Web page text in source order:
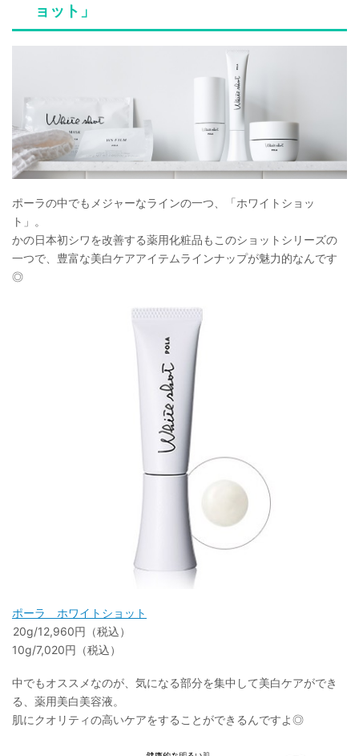
ョット」
ポーラの中でもメジャーなラインの一つ、「ホワイトショッ
ト」。
かの日本初シワを改善する薬用化粧品もこのショットシリーズの
一つで、豊富な美白ケアアイテムラインナップが魅力的なんです
◎
ポーラ ホワイトショット
20g/12,960円（税込）
10g/7,020円（税込）
中でもオススメなのが、気になる部分を集中して美白ケアができ
る、薬用美白美容液。
肌にクオリティの高いケアをすることができるんですよ◎